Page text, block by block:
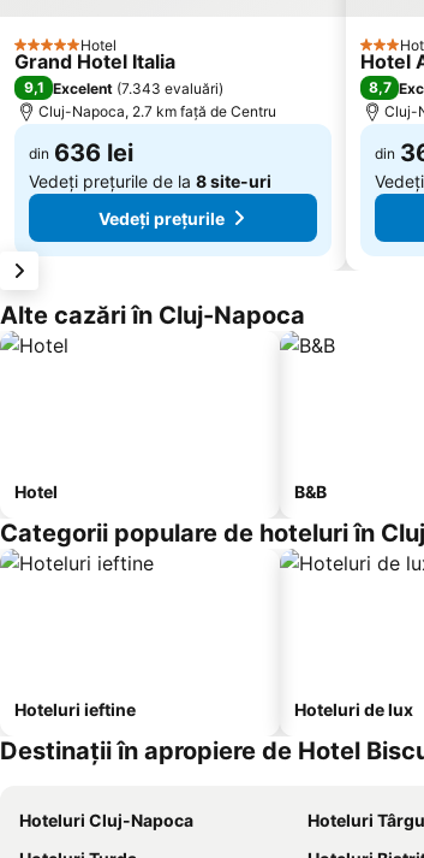
5 Stele Hotel
Grand Hotel Italia
9,1 Excelent (7.343 evaluări)
Cluj-Napoca, 2.7 km faţă de Centru
din 636 lei
Vedeți prețurile de la 8 site-uri
Vedeți prețurile
3 Stele
Hotel
8,7
Cluj-
din
Alte cazări în Cluj-Napoca
Hotel B&B
Categorii populare de hoteluri în
Hoteluri ieftine Hoteluri de lux
Destinații în apropiere de Hotel
Hoteluri Cluj-Napoca Hoteluri